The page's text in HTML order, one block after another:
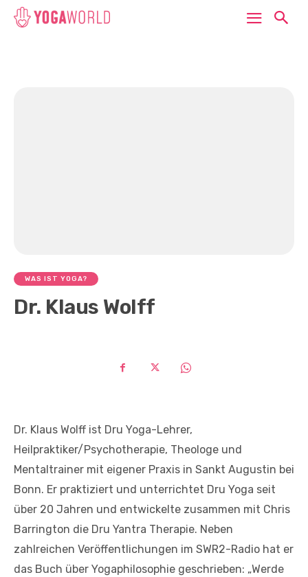
WAS IST YOGA?
Dr. Klaus Wolff
Dr. Klaus Wolff ist Dru Yoga-Lehrer,
Heilpraktiker/Psychotherapie, Theologe und
Mentaltrainer mit eigener Praxis in Sankt Augustin bei
Bonn. Er praktiziert und unterrichtet Dru Yoga seit
über 20 Jahren und entwickelte zusammen mit Chris
Barrington die Dru Yantra Therapie. Neben
zahlreichen Veröffentlichungen im SWR2-Radio hat er
das Buch über Yogaphilosophie geschrieben: „Werde